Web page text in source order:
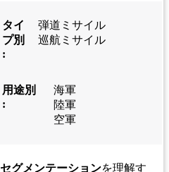
タイ
プ別
:
弾道ミサイル
巡航ミサイル
用途別
:
海軍
陸軍
空軍
セグメンテーションを理解す